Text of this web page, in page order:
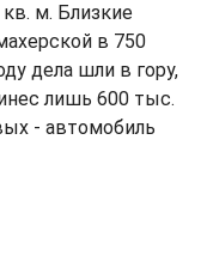
м. Близкие
в 750
дела шли в гору,
лишь 600 тыс.
- автомобиль